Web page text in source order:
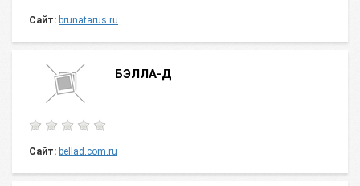
Сайт: brunatarus.ru
БЭЛЛА-Д
Сайт: bellad.com.ru